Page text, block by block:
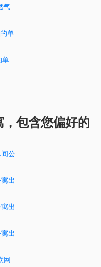
气
单
单
包含您偏好的
公
出
出
出
网